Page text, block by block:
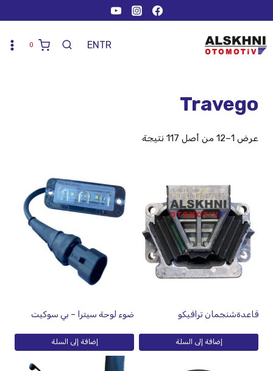
TR
EN
0
Travego
عرض 1–12 من أصل 117 نتيجة
قاعدةشنجمان ترافيكو
إضافة إلى السلة
ضوء لوحة سيترا – بي سوكيت
إضافة إلى السلة